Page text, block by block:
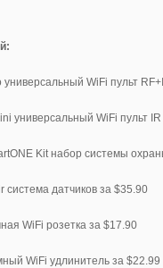
универсальный WiFi пульт
универсальный WiFi пульт
Kit набор системы
система датчиков за $35.90
WiFi розетка за $17.90
WiFi удлинитель за $22.99